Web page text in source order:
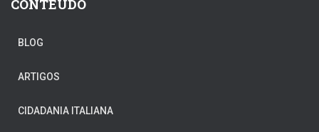
CONTEÚDO
BLOG
ARTIGOS
CIDADANIA ITALIANA